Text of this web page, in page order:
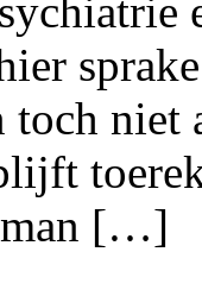
niet
man […]